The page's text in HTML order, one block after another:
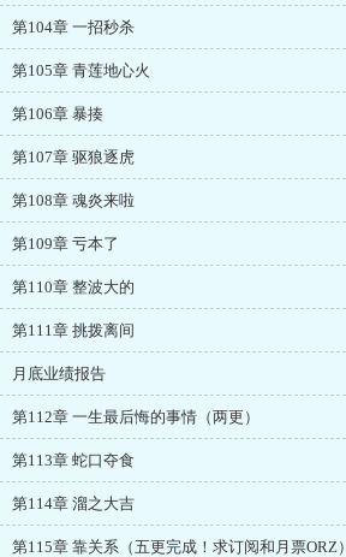
第104章 一招秒杀
第105章 青莲地心火
第106章 暴揍
第107章 驱狼逐虎
第108章 魂炎来啦
第109章 亏本了
第110章 整波大的
第111章 挑拨离间
月底业绩报告
第112章 一生最后悔的事情（两更）
第113章 蛇口夺食
第114章 溜之大吉
第115章 靠关系（五更完成！求订阅和月票ORZ）